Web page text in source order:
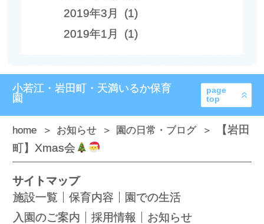
2019年3月 (1)
2019年1月 (1)
小若江・岩田町・天満いるか保育
園
page
top
home お知らせ 園の日常・ブログ
【岩田
町】Xmas会
サイトマップ
施設一覧
保育内容
園での生活
入園のご案内
採用情報
お知らせ